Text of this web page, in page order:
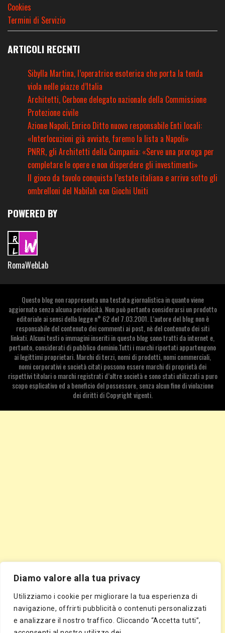
Diamo valore alla tua privacy
Utilizziamo i cookie per migliorare la tua esperienza di
navigazione, offrirti pubblicità o contenuti personalizzati
e analizzare il nostro traffico. Cliccando “Accetta tutti”,
Cookies
Termini di Servizio
ARTICOLI RECENTI
Sibylla Martina, l’operatrice esoterica che porta la tenda
viola nelle piazze d’Italia
Architetti, Cerbone delegato nazionale della Commissione
Protezione civile
Azione Napoli, Enrico Ditto nuovo responsabile Enti locali:
«Interlocuzioni già avviate, faremo la lista a Napoli»
PNRR, gli Architetti della Campania: «Serve una proroga per
completare le opere e non disperdere gli investimenti»
Il gioco da tavolo conquista l’estate italiana e arriva sotto gli
ombrelloni del Nabilah con Giochi Uniti
POWERED BY
RomaWebLab
Questo blog non rappresenta una testata giornalistica in quanto viene
aggiornato senza alcuna periodicità. Non può pertanto considerarsi un prodotto
editoriale ai sensi della legge n° 62 del 7.03.2001. L’autore del blog non è
responsabile del contenuto dei commenti ai post, nè del contenuto dei siti
linkati. Alcuni testi o immagini inseriti in questo blog sono tratti da internet e,
pertanto, considerati di pubblico dominio.Tutti i marchi riportati appartengono
ai legittimi proprietari. Marchi di terzi, nomi di prodotti, nomi commerciali,
nomi corporativi e società citati possono essere marchi di proprietà dei
rispettivi titolari o marchi registrati d’altre società e sono stati utilizzati a puro
scopo esplicativo ed a beneficio del possessore, senza alcun fine di violazione
dei diritti di Copyright vigenti.